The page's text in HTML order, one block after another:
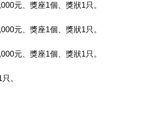
元、獎座1個、獎狀1只。
元、獎座1個、獎狀1只。
元、獎座1個、獎狀1只。
。